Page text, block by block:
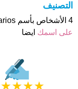
التصنيف
4 الأشخاص بأسم Marios صوت على اسمائهم . من فضلك
على اسمك ايضا
★
★
★
★